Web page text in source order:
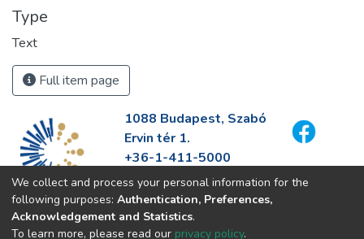
Type
Text
Full item page
1088 Budapest, Szabó
Ervin tér 1.
+36-1-411-5000
info@fszek.hu
https://fszek.hu
We collect and process your personal information for the
following purposes: Authentication, Preferences,
Acknowledgement and Statistics.
To learn more, please read our privacy policy.